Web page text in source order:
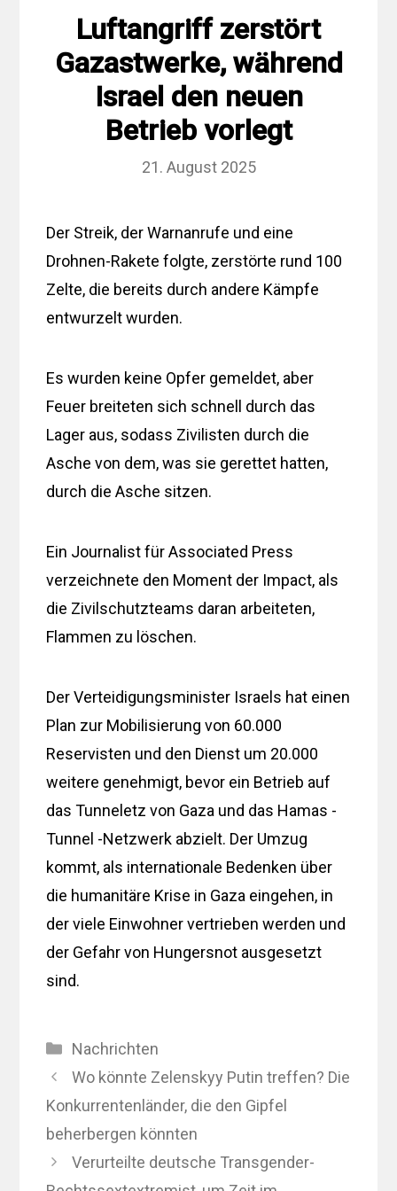
Luftangriff zerstört
Gazastwerke, während
Israel den neuen
Betrieb vorlegt
21. August 2025
Der Streik, der Warnanrufe und eine
Drohnen-Rakete folgte, zerstörte rund 100
Zelte, die bereits durch andere Kämpfe
entwurzelt wurden.
Es wurden keine Opfer gemeldet, aber
Feuer breiteten sich schnell durch das
Lager aus, sodass Zivilisten durch die
Asche von dem, was sie gerettet hatten,
durch die Asche sitzen.
Ein Journalist für Associated Press
verzeichnete den Moment der Impact, als
die Zivilschutzteams daran arbeiteten,
Flammen zu löschen.
Der Verteidigungsminister Israels hat einen
Plan zur Mobilisierung von 60.000
Reservisten und den Dienst um 20.000
weitere genehmigt, bevor ein Betrieb auf
das Tunneletz von Gaza und das Hamas -
Tunnel -Netzwerk abzielt. Der Umzug
kommt, als internationale Bedenken über
die humanitäre Krise in Gaza eingehen, in
der viele Einwohner vertrieben werden und
der Gefahr von Hungersnot ausgesetzt
sind.
Kategorien
Nachrichten
Wo könnte Zelenskyy Putin treffen? Die
Konkurrentenländer, die den Gipfel
beherbergen könnten
Verurteilte deutsche Transgender-